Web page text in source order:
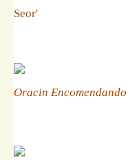
Seor'
Oracin